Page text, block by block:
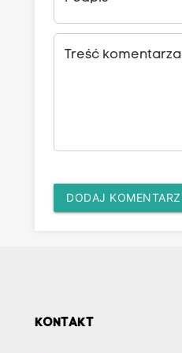
Treść komentarza
DODAJ KOMENTARZ
KONTAKT